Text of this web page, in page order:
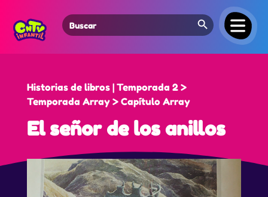
Search
for:
Search Button
Historias de libros | Temporada 2 >
Temporada Array > Capítulo Array
El señor de los anillos